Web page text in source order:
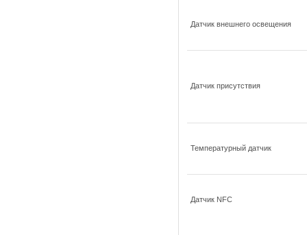
Датчик внешнего освещения
Датчик присутствия
Температурный датчик
Датчик NFC